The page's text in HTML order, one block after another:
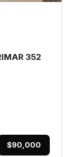
352
$90,000